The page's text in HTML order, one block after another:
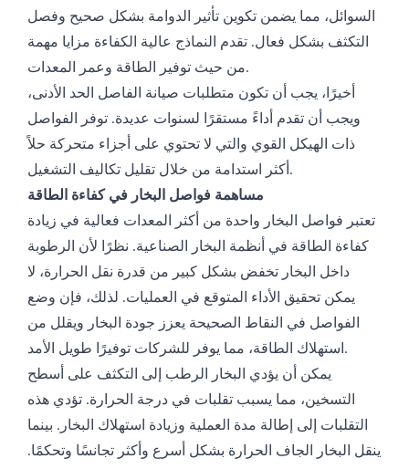
السوائل، مما يضمن تكوين تأثير الدوامة بشكل صحيح وفصل
التكثف بشكل فعال. تقدم النماذج عالية الكفاءة مزايا مهمة
من حيث توفير الطاقة وعمر المعدات.
أخيرًا، يجب أن تكون متطلبات صيانة الفاصل الحد الأدنى،
ويجب أن تقدم أداءً مستقرًا لسنوات عديدة. توفر الفواصل
ذات الهيكل القوي والتي لا تحتوي على أجزاء متحركة حلاً
أكثر استدامة من خلال تقليل تكاليف التشغيل.
مساهمة فواصل البخار في كفاءة الطاقة
تعتبر فواصل البخار واحدة من أكثر المعدات فعالية في زيادة
كفاءة الطاقة في أنظمة البخار الصناعية. نظرًا لأن الرطوبة
داخل البخار تخفض بشكل كبير من قدرة نقل الحرارة، لا
يمكن تحقيق الأداء المتوقع في العمليات. لذلك، فإن وضع
الفواصل في النقاط الصحيحة يعزز جودة البخار ويقلل من
استهلاك الطاقة، مما يوفر للشركات توفيرًا طويل الأمد.
يمكن أن يؤدي البخار الرطب إلى التكثف على أسطح
التسخين، مما يسبب تقلبات في درجة الحرارة. تؤدي هذه
التقلبات إلى إطالة مدة العملية وزيادة استهلاك البخار. بينما
ينقل البخار الجاف الحرارة بشكل أسرع وأكثر تجانسًا وتحكمًا.